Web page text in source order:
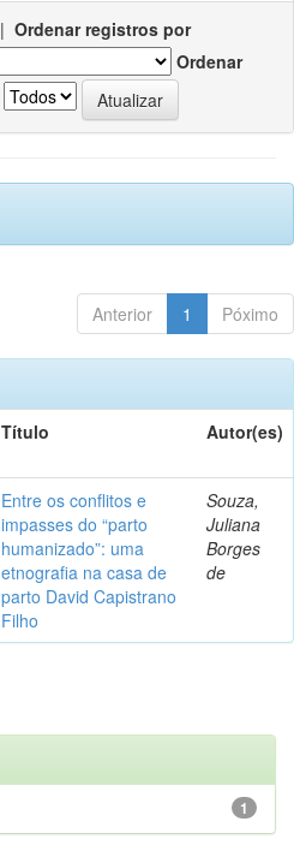
| Ordenar registros por
Ordenar
Anterior 1 Póximo
Título Autor(es)
Entre os conflitos e
impasses do “parto
humanizado”: uma
etnografia na casa de
parto David Capistrano
Filho
Souza,
Juliana
Borges
de
1